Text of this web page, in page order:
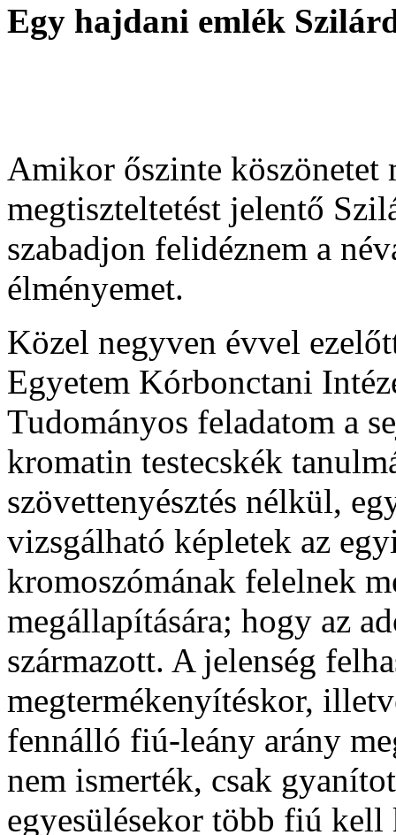
Egy hajdani emlék
Amikor őszinte köszönetet
megtiszteltetést jelentő
szabadjon felidéznem a
élményemet.
Közel negyven évvel
Egyetem Kórbonctani
Tudományos feladatom a
kromatin testecskék
szövettenyésztés nélkül,
vizsgálható képletek az
kromoszómának felelnek
megállapítására; hogy az
származott. A jelenség
megtermékenyítéskor,
fennálló fiú-leány arány
nem ismerték, csak
egyesülésekor több fiú kell